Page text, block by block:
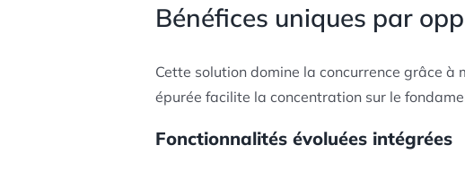
Bénéfices uniques par
Cette solution domine la concurrence grâce
épurée facilite la concentration sur le
Fonctionnalités évoluées intégrées